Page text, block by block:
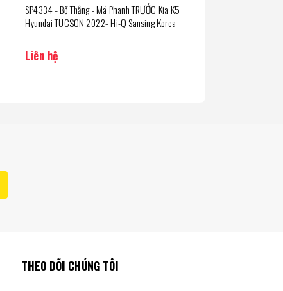
SP4334 - Bố Thắng - Má Phanh TRƯỚC Kia K5
Hyundai TUCSON 2022- Hi-Q Sansing Korea
Liên hệ
THEO DÕI CHÚNG TÔI